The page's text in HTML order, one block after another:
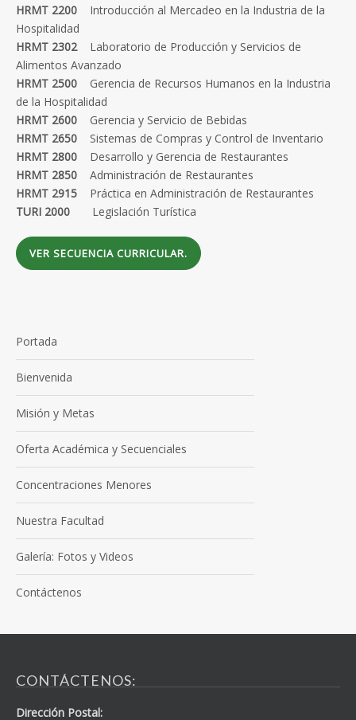
HRMT 2200 Introducción al Mercadeo en la Industria de la
Hospitalidad
HRMT 2302 Laboratorio de Producción y Servicios de
Alimentos Avanzado
HRMT 2500 Gerencia de Recursos Humanos en la Industria
de la Hospitalidad
HRMT 2600 Gerencia y Servicio de Bebidas
HRMT 2650 Sistemas de Compras y Control de Inventario
HRMT 2800 Desarrollo y Gerencia de Restaurantes
HRMT 2850 Administración de Restaurantes
HRMT 2915 Práctica en Administración de Restaurantes
TURI 2000 Legislación Turística
VER SECUENCIA CURRICULAR.
Portada
Bienvenida
Misión y Metas
Oferta Académica y Secuenciales
Concentraciones Menores
Nuestra Facultad
Galería: Fotos y Videos
Contáctenos
CONTÁCTENOS:
Dirección Postal: